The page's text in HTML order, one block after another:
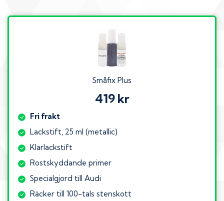
Småfix Plus
419 kr
Fri frakt
Lackstift, 25 ml (metallic)
Klarlackstift
Rostskyddande primer
Specialgjord till Audi
Räcker till 100-tals stenskott